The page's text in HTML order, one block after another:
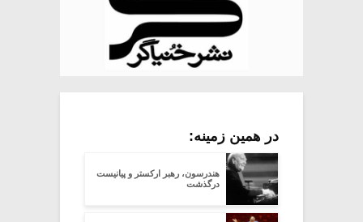
در همین زمینه:
هندرسون، رهبر ارکستر و پیانیست
درگذشت